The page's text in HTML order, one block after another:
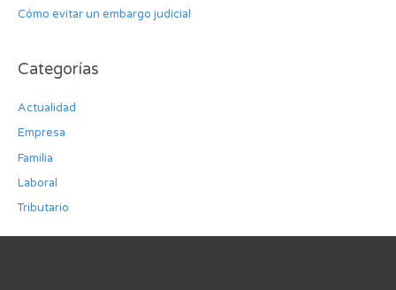
Cómo evitar un embargo judicial
Categorías
Actualidad
Empresa
Familia
Laboral
Tributario